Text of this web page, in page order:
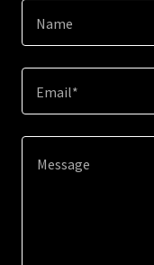
Name
Email*